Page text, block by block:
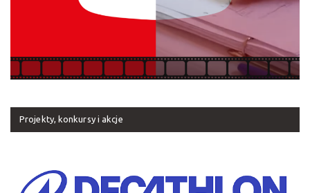
Projekty, konkursy i akcje